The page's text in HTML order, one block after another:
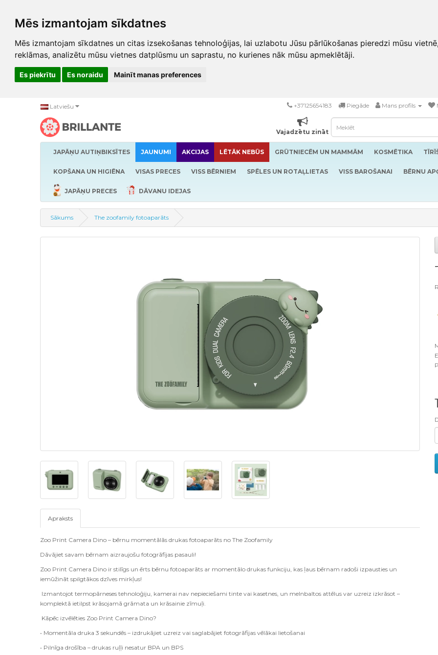
Mēs izmantojam sīkdatnes
Mēs izmantojam sīkdatnes un citas izsekošanas tehnoloģijas, lai uzlabotu Jūsu pārlūkošanas pieredzi mūsu
reklāmas, analizētu mūsu vietnes datplūsmu un saprastu, no kurienes nāk mūsu apmeklētāji.
Es piekrītu Es noraidu Mainīt manas preferences
Latviešu +37125654183 Piegāde Mans profils
Vajadzētu zināt
JAPĀŅU AUTIŅBIKSĪTES JAUNUMI AKCIJAS LĒTĀK NEBŪS GRŪTNIECĒM UN MAMMĀM KOSMĒTIKA
KOPŠANA UN HIGIĒNA VISAS PRECES VISS BĒRNIEM SPĒLES UN ROTAĻLIETAS VISS BAROŠANAI BĒRNU
JAPĀŅU PRECES DĀVANU IDEJAS
Sākums The zoofamily fotoaparāts
Apraksts
Zoo Print Camera Dino – bērnu momentālās drukas fotoaparāts no The Zoofamily
Dāvājiet savam bērnam aizraujošu fotogrāfijas pasauli!
Zoo Print Camera Dino ir stilīgs un ērts bērnu fotoaparāts ar momentālo drukas funkciju, kas ļaus bērnam radoši izpausties un
iemūžināt spilgtākos dzīves mirkļus!
Izmantojot termopārneses tehnoloģiju, kamerai nav nepieciešami tinte vai kasetnes, un melnbaltos attēlus var uzreiz izkrāsot –
komplektā ietilpst krāsojamā grāmata un krāsainie zīmuļi.
Kāpēc izvēlēties Zoo Print Camera Dino?
• Momentāla druka 3 sekundēs – izdrukājiet uzreiz vai saglabājiet fotogrāfijas vēlākai lietošanai
• Pilnīga drošība – drukas ruļļi nesatur BPA un BPS